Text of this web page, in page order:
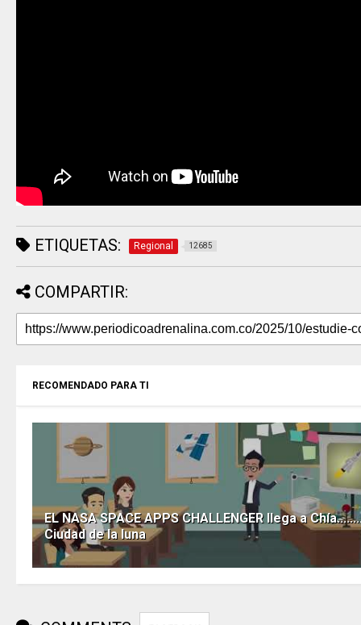
ETIQUETAS: Regional 12685
COMPARTIR:
RECOMENDADO PARA TI
EL NASA SPACE APPS CHALLENGER llega a
Ciudad de la luna